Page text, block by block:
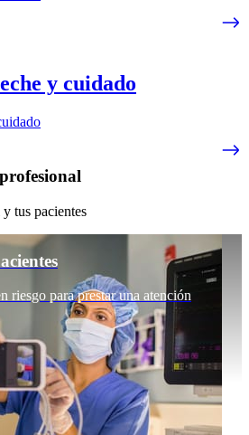
y cuidado
tus pacientes
riesgo para prestar una atención